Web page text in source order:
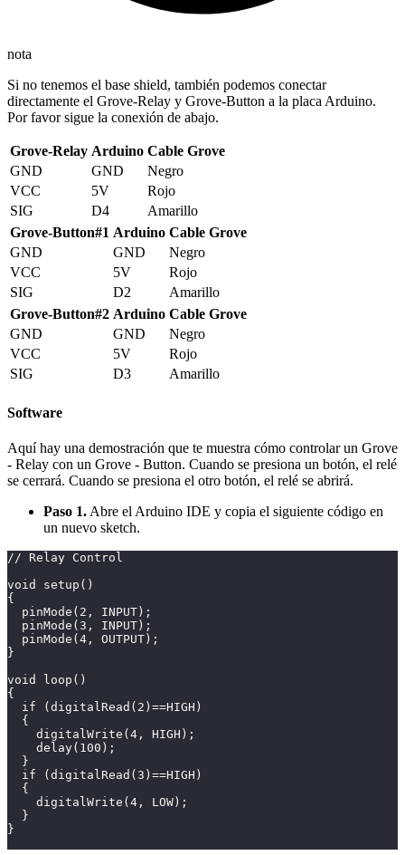
nota
Si no tenemos el base shield, también podemos conectar
directamente el Grove-Relay y Grove-Button a la placa Arduino.
Por favor sigue la conexión de abajo.
Grove-Relay Arduino Cable Grove
GND
GND
Negro
VCC
5V
Rojo
SIG
D4
Amarillo
Grove-Button#1 Arduino Cable Grove
GND
GND
Negro
VCC
5V
Rojo
SIG
D2
Amarillo
Grove-Button#2 Arduino Cable Grove
GND
GND
Negro
VCC
5V
Rojo
SIG
D3 Amarillo
Software
Aquí hay una demostración que te muestra cómo controlar un Grove
- Relay con un Grove - Button. Cuando se presiona un botón, el relé
se cerrará. Cuando se presiona el otro botón, el relé se abrirá.
Paso 1. Abre el Arduino IDE y copia el siguiente código en
un nuevo sketch.
// Relay Control
void setup()
{
  pinMode(2, INPUT);
  pinMode(3, INPUT);
  pinMode(4, OUTPUT);
}
void loop()
{
  if (digitalRead(2)==HIGH)
  {
    digitalWrite(4, HIGH);
    delay(100);
  }
  if (digitalRead(3)==HIGH)
  {
    digitalWrite(4, LOW);
  }
}